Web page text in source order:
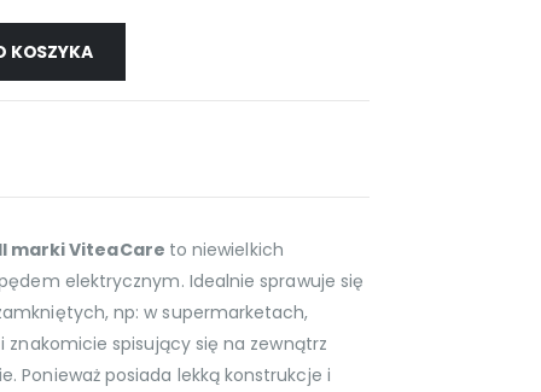
KOSZYKA
marki ViteaCare to niewielkich
elektrycznym. Idealnie sprawuje się
np: w supermarketach,
spisujący się na zewnątrz
Ponieważ posiada lekką konstrukcje i